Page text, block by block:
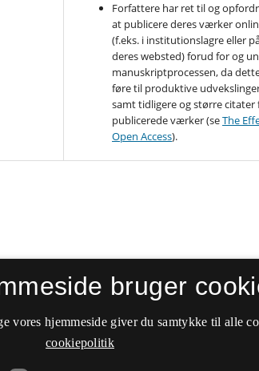
Forfattere har ret til og
at publicere deres værker
(f.eks. i institutionslagre eller
deres websted) forud for og
manuskriptprocessen, da
føre til produktive
samt tidligere og større citater
publicerede værker (seThe
Open Access).
bruger
vores hjemmeside giver du samtykke til alle
cookiepolitik